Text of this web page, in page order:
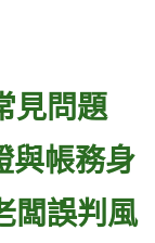
見問題
與帳務身
闆誤判風